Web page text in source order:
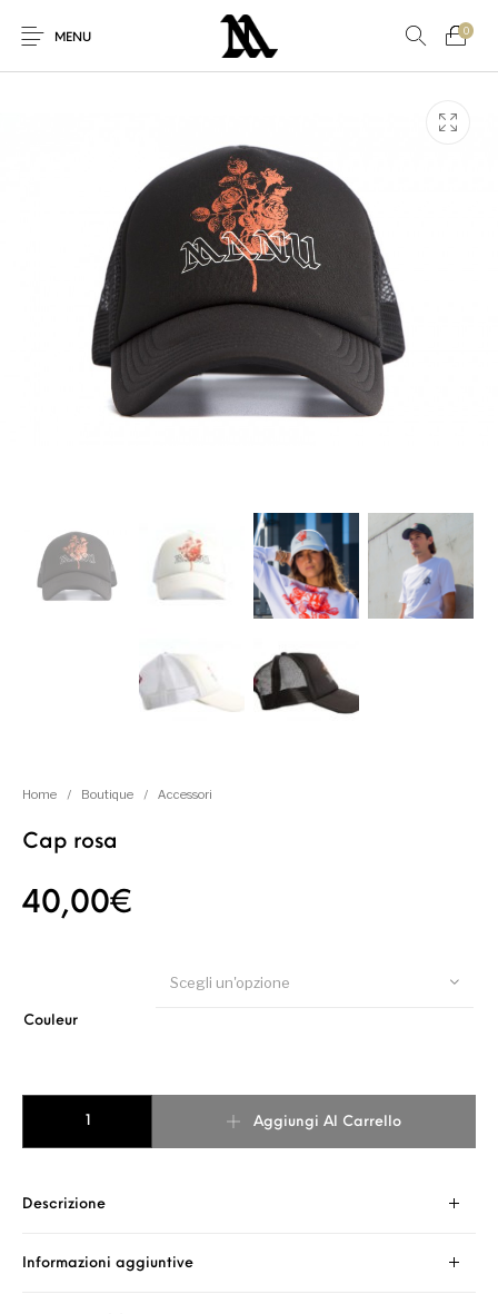
MENU
0
Offerta speciale! Accessori
Nuovo!
Sneakers Vestiti
Home / Boutique / Accessori
Cap rosa
40,00€
Couleur
Scegli un'opzione
Aggiungi Al Carrello
Descrizione
Informazioni aggiuntive